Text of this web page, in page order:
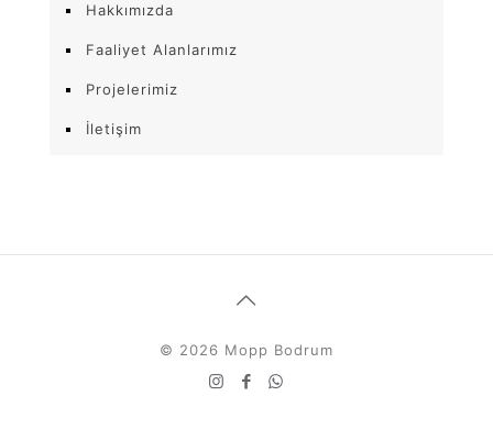
Hakkımızda
Faaliyet Alanlarımız
Projelerimiz
İletişim
© 2026 Mopp Bodrum